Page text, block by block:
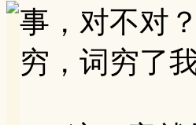
事，对不对
穷，词穷了